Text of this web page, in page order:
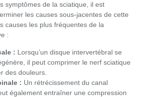
symptômes de la sciatique, il est
les causes sous-jacentes de cette
causes les plus fréquentes de la
:
: Lorsqu’un disque intervertébral se
il peut comprimer le nerf sciatique
des douleurs.
: Un rétrécissement du canal
également entraîner une compression